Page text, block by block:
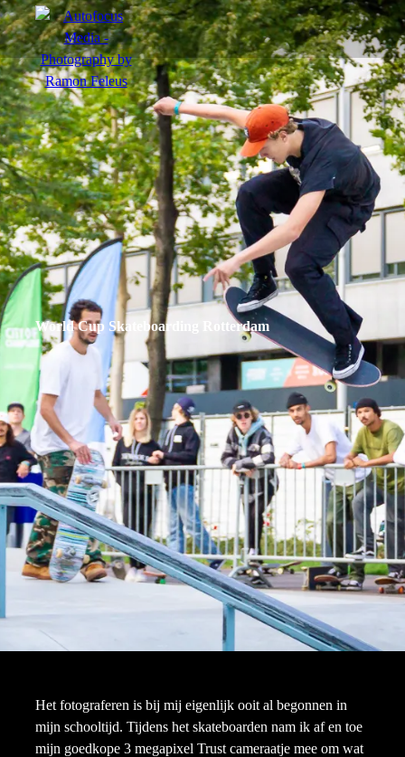
menu
Actie
Portretten
Sfeer
World Cup Skateboarding Rotterdam
Het fotograferen is bij mij eigenlijk ooit al begonnen in
mijn schooltijd. Tijdens het skateboarden nam ik af en toe
mijn goedkope 3 megapixel Trust cameraatje mee om wat